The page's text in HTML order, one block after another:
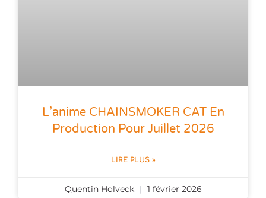
L’anime CHAINSMOKER CAT En
Production Pour Juillet 2026
LIRE PLUS »
Quentin Holveck 1 février 2026